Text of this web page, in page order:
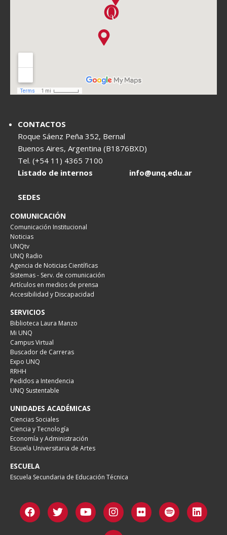
CONTACTOS
Roque Sáenz Peña 352, Bernal
Buenos Aires, Argentina (B1876BXD)
Tel. (+54 11) 4365 7100
Listado de internos
info@unq.edu.ar
SEDES
COMUNICACIÓN
Comunicación Institucional
Noticias
UNQtv
UNQ Radio
Agencia de Noticias Científicas
Sistemas - Serv. de comunicación
Artículos en medios de prensa
Accesibilidad y Discapacidad
SERVICIOS
Biblioteca Laura Manzo
Mi UNQ
Campus Virtual
Buscador de Carreras
Expo UNQ
RRHH
Pedidos a Intendencia
UNQ Sustentable
UNIDADES ACADÉMICAS
Ciencias Sociales
Ciencia y Tecnología
Economía y Administración
Escuela Universitaria de Artes
ESCUELA
Escuela Secundaria de Educación Técnica